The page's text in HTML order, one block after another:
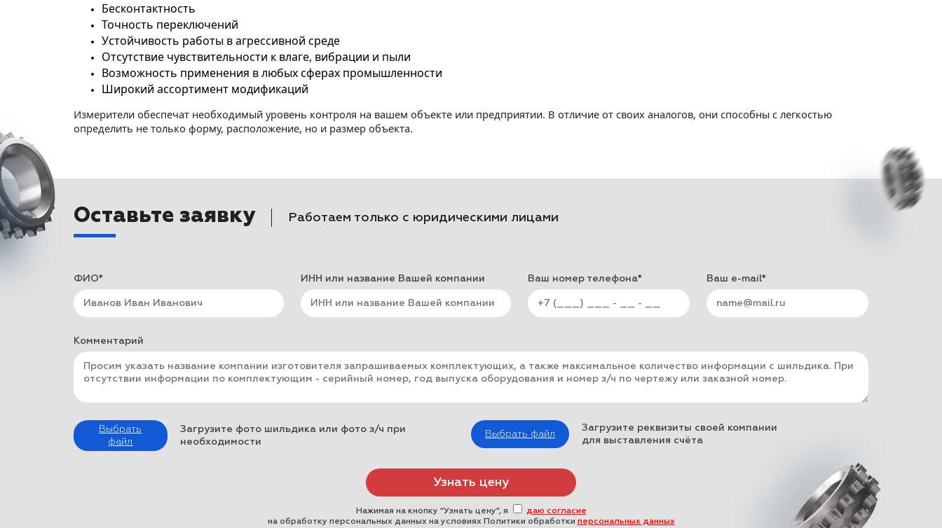
Бесконтактность
Точность переключений
Устойчивость работы в агрессивной среде
Отсутствие чувствительности к влаге, вибрации и пыли
Возможность применения в любых сферах промышленности
Широкий ассортимент модификаций
Измерители обеспечат необходимый уровень контроля на вашем объекте или предприятии. В отличие от своих аналогов, они способны с легкостью
определить не только форму, расположение, но и размер объекта.
Оставьте заявку Работаем только с юридическими лицами
ФИО* ИНН или название Вашей компании Ваш номер телефона* Ваш e-mail*
Комментарий
Выбрать
файл
Загрузите фото шильдика или фото з/ч при
необходимости
Выбрать файл
Загрузите реквизиты своей компании
для выставления счёта
Нажимая на кнопку “Узнать цену”, я
даю согласие
на обработку персональных данных на условиях Политики обработки персональных данных